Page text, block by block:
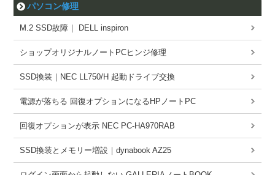
パソコン修理
M.2 SSD故障｜ DELL inspiron
ショップオリジナルノートPCヒンジ修理
SSD換装｜NEC LL750/H 起動ドライブ交換
電源が落ちる 回復オプションになるHPノートPC
回復オプションが表示 NEC PC-HA970RAB
SSD換装とメモリー増設｜dynabook AZ25